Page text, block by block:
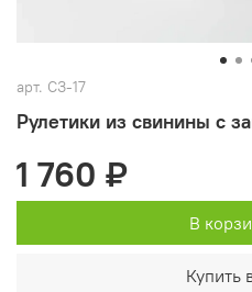
арт. СЗ-17
Рулетики из свинины с
1 760 ₽
В
Купить